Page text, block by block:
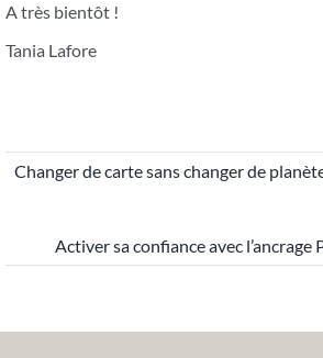
A très bientôt !
Tania Lafore
Changer de carte sans changer de
Activer sa confiance avec l’ancrage